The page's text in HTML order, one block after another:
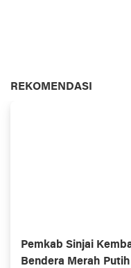
REKOMENDASI
Pemkab Sinjai
Bendera Merah